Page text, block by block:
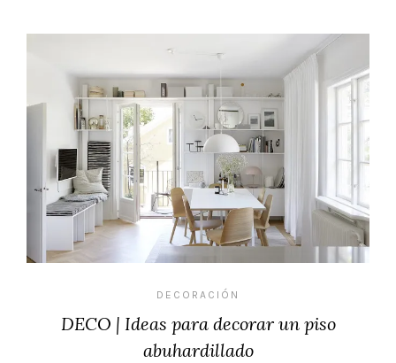
DECORACIÓN
DECO | Ideas para decorar un piso
abuhardillado